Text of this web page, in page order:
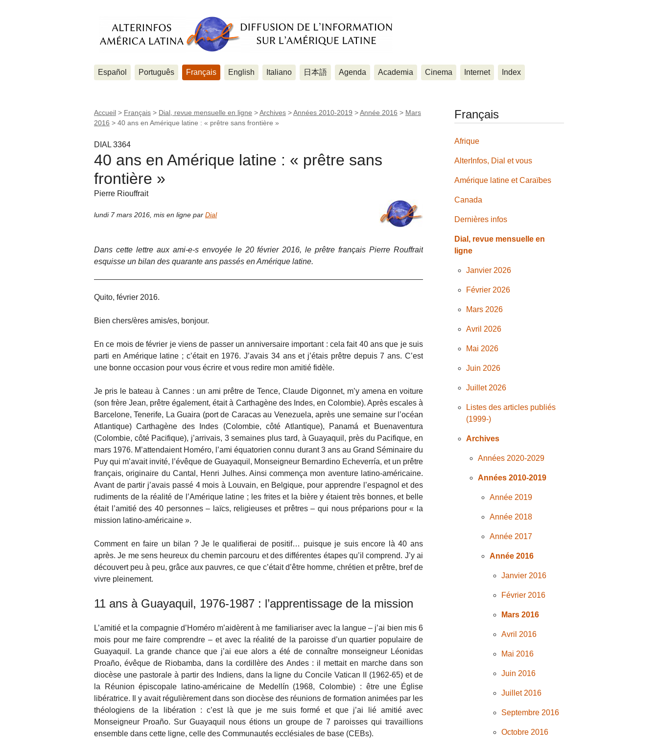
Español Português Français English Italiano 日本語 Agenda Academia Cinema Internet Index
Accueil > Français > Dial, revue mensuelle en ligne >Archives >Années 2010-2019 >Année 2016 > Mars
2016 > 40 ans en Amérique latine : « prêtre sans frontière »
DIAL 3364
40 ans en Amérique latine : « prêtre sans
frontière »
Pierre Riouffrait
lundi 7 mars 2016 mis en ligne par Dial
Dans cette lettre aux ami-e-s envoyée le 20 février 2016, le prêtre français Pierre Rouffrait
esquisse un bilan des quarante ans passés en Amérique latine.
Quito, février 2016.
Bien chers/ères amis/es, bonjour.
En ce mois de février je viens de passer un anniversaire important : cela fait 40 ans que je suis
parti en Amérique latine ; c’était en 1976. J’avais 34 ans et j’étais prêtre depuis 7 ans. C’est
une bonne occasion pour vous écrire et vous redire mon amitié fidèle.
Je pris le bateau à Cannes : un ami prêtre de Tence, Claude Digonnet, m’y amena en voiture
(son frère Jean, prêtre également, était à Carthagène des Indes, en Colombie). Après escales à
Barcelone, Tenerife, La Guaira (port de Caracas au Venezuela, après une semaine sur l’océan
Atlantique) Carthagène des Indes (Colombie, côté Atlantique), Panamá et Buenaventura
(Colombie, côté Pacifique), j’arrivais, 3 semaines plus tard, à Guayaquil, près du Pacifique, en
mars 1976. M’attendaient Homéro, l’ami équatorien connu durant 3 ans au Grand Séminaire du
Puy qui m’avait invité, l’évêque de Guayaquil, Monseigneur Bernardino Echeverría, et un prêtre
français, originaire du Cantal, Henri Julhes. Ainsi commença mon aventure latino-américaine.
Avant de partir j’avais passé 4 mois à Louvain, en Belgique, pour apprendre l’espagnol et des
rudiments de la réalité de l’Amérique latine ; les frites et la bière y étaient très bonnes, et belle
était l’amitié des 40 personnes – laïcs, religieuses et prêtres – qui nous préparions pour « la
mission latino-américaine ».
Comment en faire un bilan ? Je le qualifierai de positif… puisque je suis encore là 40 ans
après. Je me sens heureux du chemin parcouru et des différentes étapes qu’il comprend. J’y ai
découvert peu à peu, grâce aux pauvres, ce que c’était d’être homme, chrétien et prêtre, bref de
vivre pleinement.
11 ans à Guayaquil, 1976-1987 : l’apprentissage de la mission
L’amitié et la compagnie d’Homéro m’aidèrent à me familiariser avec la langue – j’ai bien mis 6
mois pour me faire comprendre – et avec la réalité de la paroisse d’un quartier populaire de
Guayaquil. La grande chance que j’ai eue alors a été de connaître monseigneur Léonidas
Proaño, évêque de Riobamba, dans la cordillère des Andes : il mettait en marche dans son
diocèse une pastorale à partir des Indiens, dans la ligne du Concile Vatican II (1962-65) et de
la Réunion épiscopale latino-américaine de Medellín (1968, Colombie) : être une Église
libératrice. Il y avait régulièrement dans son diocèse des réunions de formation animées par les
théologiens de la libération : c’est là que je me suis formé et que j’ai lié amitié avec
Monseigneur Proaño. Sur Guayaquil nous étions un groupe de 7 paroisses qui travaillions
ensemble dans cette ligne, celle des Communautés ecclésiales de base (CEBs).
Français
Afrique
AlterInfos, Dial et vous
Amérique latine et Caraïbes
Canada
Dernières infos
Dial, revue mensuelle en
ligne
Janvier 2026
Février 2026
Mars 2026
Avril 2026
Mai 2026
Juin 2026
Juillet 2026
Listes des articles publiés
(1999-)
Archives
Années 2020-2029
Années 2010-2019
Année 2019
Année 2018
Année 2017
Année 2016
Janvier 2016
Février 2016
Mars 2016
Avril 2016
Mai 2016
Juin 2016
Juillet 2016
Septembre 2016
Octobre 2016